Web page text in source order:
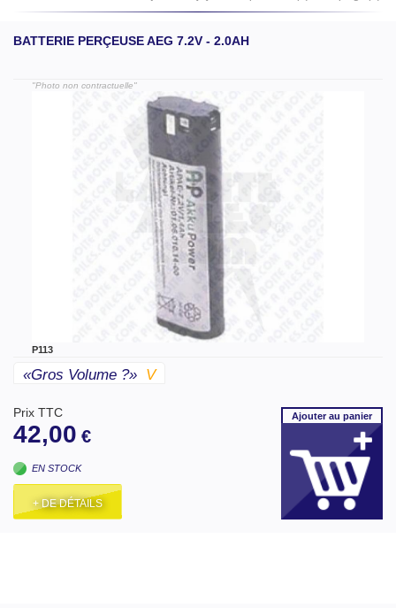
BATTERIE PERÇEUSE AEG 7.2V - 2.0AH
"Photo non contractuelle"
P113
«gros Volume ?» V
Prix TTC
42,00 €
EN STOCK
+ DE DÉTAILS
Ajouterau panier